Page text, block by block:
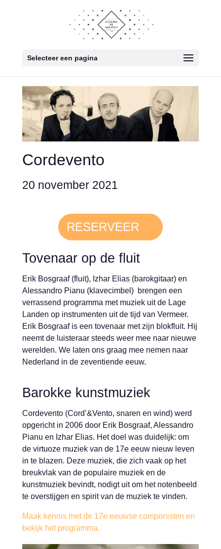
Selecteer een pagina
Cordevento
20 november 2021
RESERVEER
Tovenaar op de fluit
Erik Bosgraaf (fluit), Izhar Elias (barokgitaar) en
Alessandro Pianu (klavecimbel) brengen een
verrassend programma met muziek uit de Lage
Landen op instrumenten uit de tijd van Vermeer.
Erik Bosgraaf is een tovenaar met zijn blokfluit. Hij
neemt de luisteraar steeds weer mee naar nieuwe
werelden. We laten ons graag mee nemen naar
Nederland in de zeventiende eeuw.
Barokke kunstmuziek
Cordevento (Cord’&Vento, snaren en wind) werd
opgericht in 2006 door Erik Bosgraaf, Alessandro
Pianu en Izhar Elias. Het doel was duidelijk: om
de virtuoze muziek van de 17e eeuw nieuw leven
in te blazen. Deze muziek, die zich vaak op het
breukvlak van de populaire muziek en de
kunstmuziek bevindt, nodigt uit om het notenbeeld
te overstijgen en spirit van de muziek te vinden.
Maak kennis met de 17e eeuwse componisten en
bekijk het programma.